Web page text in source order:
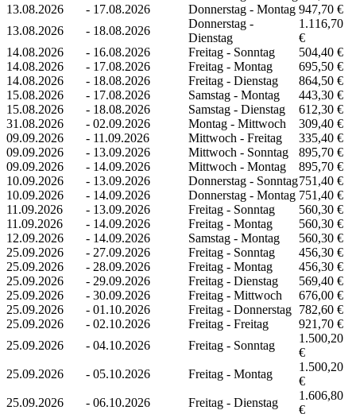
13.08.2026
- 17.08.2026 Donnerstag - Montag 947,70 €
13.08.2026
- 18.08.2026
Donnerstag -
Dienstag
1.116,70
€
14.08.2026
- 16.08.2026 Freitag - Sonntag
504,40 €
14.08.2026
- 17.08.2026 Freitag - Montag
695,50 €
14.08.2026
- 18.08.2026 Freitag - Dienstag
864,50 €
15.08.2026
- 17.08.2026 Samstag - Montag
443,30 €
15.08.2026
- 18.08.2026 Samstag - Dienstag
612,30 €
31.08.2026
- 02.09.2026 Montag - Mittwoch
309,40 €
09.09.2026
- 11.09.2026 Mittwoch - Freitag
335,40 €
09.09.2026
- 13.09.2026 Mittwoch - Sonntag
895,70 €
09.09.2026
- 14.09.2026 Mittwoch - Montag
895,70 €
10.09.2026
- 13.09.2026 Donnerstag - Sonntag751,40 €
10.09.2026
- 14.09.2026 Donnerstag - Montag 751,40 €
11.09.2026
- 13.09.2026 Freitag - Sonntag
560,30 €
11.09.2026
- 14.09.2026 Freitag - Montag
560,30 €
12.09.2026
- 14.09.2026 Samstag - Montag
560,30 €
25.09.2026
- 27.09.2026 Freitag - Sonntag
456,30 €
25.09.2026
- 28.09.2026 Freitag - Montag
456,30 €
25.09.2026
- 29.09.2026 Freitag - Dienstag
569,40 €
25.09.2026
- 30.09.2026 Freitag - Mittwoch
676,00 €
25.09.2026
- 01.10.2026 Freitag - Donnerstag 782,60 €
25.09.2026
- 02.10.2026 Freitag - Freitag
921,70 €
25.09.2026
- 04.10.2026 Freitag - Sonntag
1.500,20
€
25.09.2026
- 05.10.2026 Freitag - Montag
1.500,20
€
25.09.2026
- 06.10.2026 Freitag - Dienstag
1.606,80
€